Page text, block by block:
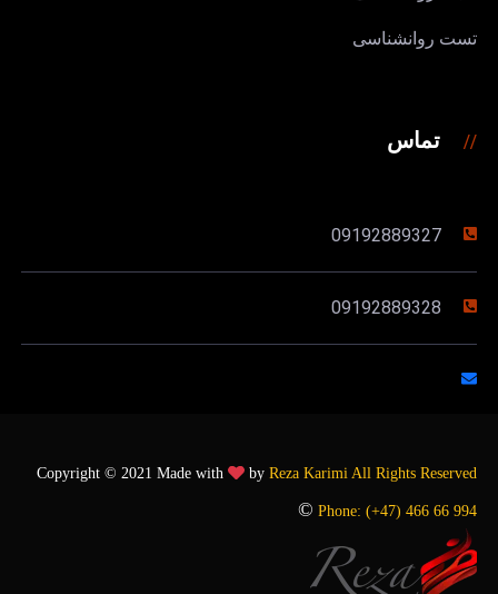
تست روانشناسی
تماس
09192889327
09192889328
Copyright © 2021 Made with by Reza KarimiAll Rights Reserved
Phone: (+47) 466 66 994
©